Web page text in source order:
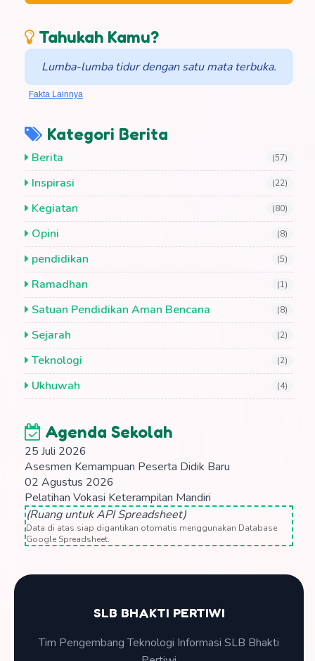
Tahukah Kamu?
Lumba-lumba tidur dengan satu mata terbuka.
Fakta Lainnya
Kategori Berita
Berita (57)
Inspirasi (22)
Kegiatan (80)
Opini (8)
pendidikan (5)
Ramadhan (1)
Satuan Pendidikan Aman Bencana (8)
Sejarah (2)
Teknologi (2)
Ukhuwah (4)
Agenda Sekolah
25 Juli 2026
Asesmen Kemampuan Peserta Didik Baru
02 Agustus 2026
Pelatihan Vokasi Keterampilan Mandiri
(Ruang untuk API Spreadsheet)
Data di atas siap digantikan otomatis menggunakan Database
Google Spreadsheet.
SLB BHAKTI PERTIWI
Tim Pengembang Teknologi Informasi SLB Bhakti